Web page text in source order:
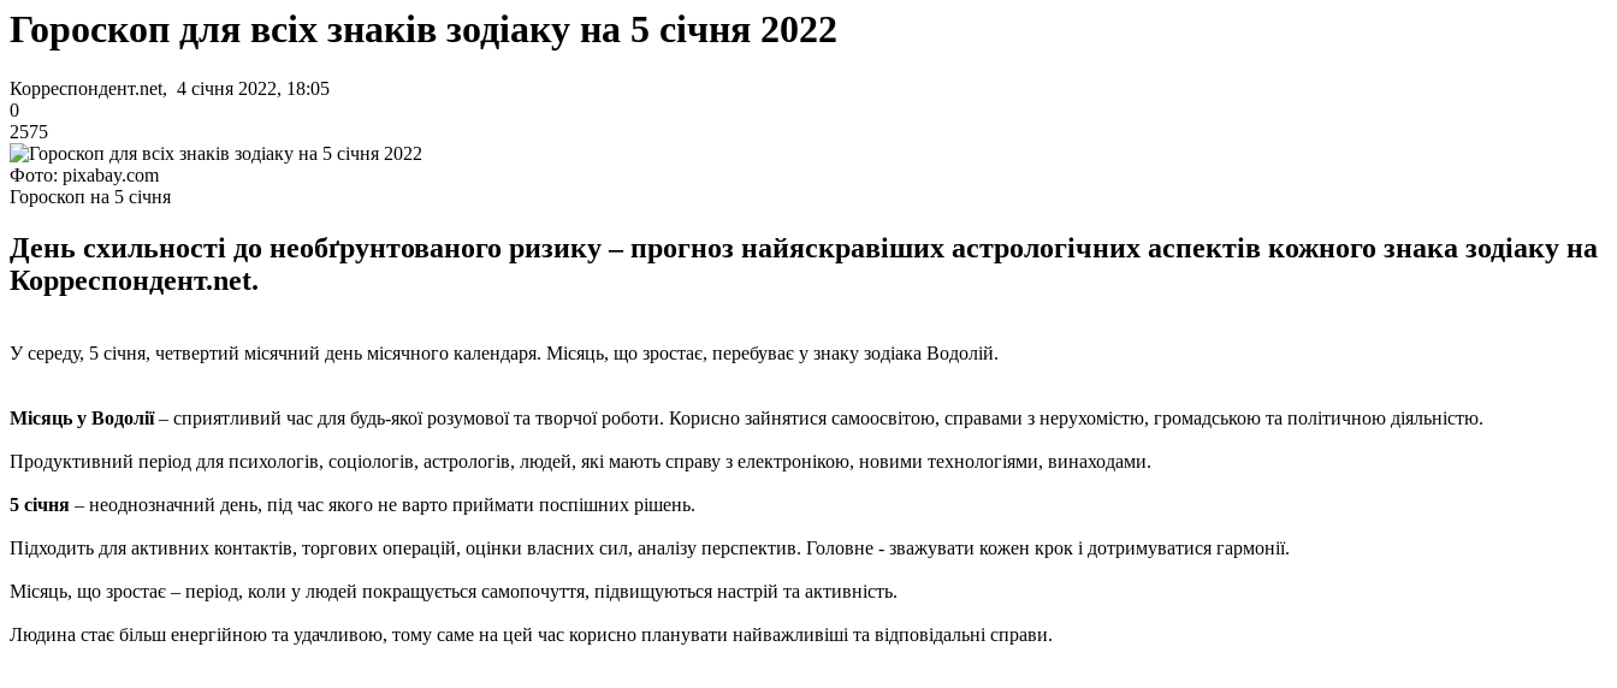
Гороскоп для всіх знаків зодіаку на 5 січня 2022
Корреспондент.net, 4 січня 2022, 18:05
0
2575
Фото: pixabay.com
Гороскоп на 5 січня
День схильності до необґрунтованого ризику – прогноз найяскравіших астрологічних аспектів кожного знака зодіаку на
Корреспондент.net.
У середу, 5 січня, четвертий місячний день місячного календаря. Місяць, що зростає, перебуває у знаку зодіака Водолій.
Місяць у Водолії– сприятливий час для будь-якої розумової та творчої роботи. Корисно зайнятися самоосвітою, справами з нерухомістю, громадською та політичною діяльністю.
Продуктивний період для психологів, соціологів, астрологів, людей, які мають справу з електронікою, новими технологіями, винаходами.
5 січня – неоднозначний день, під час якого не варто приймати поспішних рішень.
Підходить для активних контактів, торгових операцій, оцінки власних сил, аналізу перспектив. Головне - зважувати кожен крок і дотримуватися гармонії.
Місяць, що зростає – період, коли у людей покращується самопочуття, підвищуються настрій та активність.
Людина стає більш енергійною та удачливою, тому саме на цей час корисно планувати найважливіші та відповідальні справи.